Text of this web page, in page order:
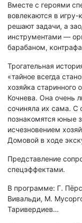
Вместе с героями
вовлекаются в
решают задачи, а
инструментами —
барабаном,
Трогательная
«тайное всегда
хозяйка старинного
Кочнева. Она очень
сочиняла их сама. С
познакомятся юные
исчезновением
Домовой в ходе
Представление
спецэффектами.
В программе: Г.
Вивальди, М.
Таривердиев…